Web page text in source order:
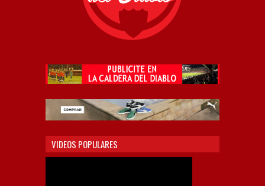
VIDEOS POPULARES